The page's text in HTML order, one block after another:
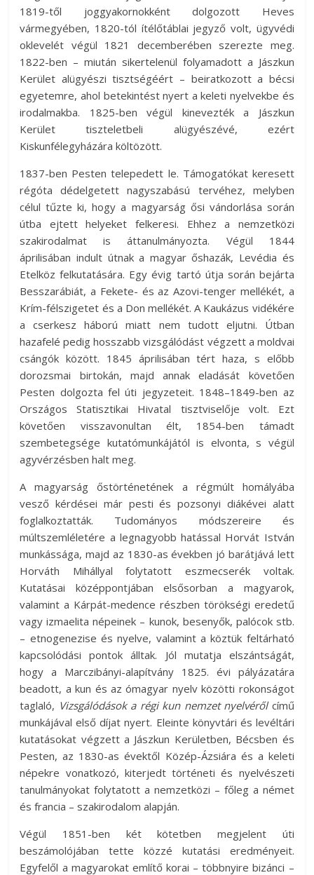
1819-től joggyakornokként dolgozott Heves
vármegyében, 1820-tól ítélőtáblai jegyző volt, ügyvédi
oklevelét végül 1821 decemberében szerezte meg.
1822-ben – miután sikertelenül folyamadott a Jászkun
Kerület alügyészi tisztségéért – beiratkozott a bécsi
egyetemre, ahol betekintést nyert a keleti nyelvekbe és
irodalmakba. 1825-ben végül kinevezték a Jászkun
Kerület tiszteletbeli alügyészévé, ezért
Kiskunfélegyházára költözött.
1837-ben Pesten telepedett le. Támogatókat keresett
régóta dédelgetett nagyszabású tervéhez, melyben
célul tűzte ki, hogy a magyarság ősi vándorlása során
útba ejtett helyeket felkeresi. Ehhez a nemzetközi
szakirodalmat is áttanulmányozta. Végül 1844
áprilisában indult útnak a magyar őshazák, Levédia és
Etelköz felkutatására. Egy évig tartó útja során bejárta
Besszarábiát, a Fekete- és az Azovi-tenger mellékét, a
Krím-félszigetet és a Don mellékét. A Kaukázus vidékére
a cserkesz háború miatt nem tudott eljutni. Útban
hazafelé pedig hosszabb vizsgálódást végzett a moldvai
csángók között. 1845 áprilisában tért haza, s előbb
dorozsmai birtokán, majd annak eladását követően
Pesten dolgozta fel úti jegyzeteit. 1848–1849-ben az
Országos Statisztikai Hivatal tisztviselője volt. Ezt
követően visszavonultan élt, 1854-ben támadt
szembetegsége kutatómunkájától is elvonta, s végül
agyvérzésben halt meg.
A magyarság őstörténetének a régmúlt homályába
vesző kérdései már pesti és pozsonyi diákévei alatt
foglalkoztatták. Tudományos módszereire és
múltszemléletére a legnagyobb hatással Horvát István
munkássága, majd az 1830-as években jó barátjává lett
Horváth Mihállyal folytatott eszmecserék voltak.
Kutatásai középpontjában elsősorban a magyarok,
valamint a Kárpát-medence részben törökségi eredetű
vagy izmaelita népeinek – kunok, besenyők, palócok stb.
– etnogenezise és nyelve, valamint a köztük feltárható
kapcsolódási pontok álltak. Jól mutatja elszántságát,
hogy a Marczibányi-alapítvány 1825. évi pályázatára
beadott, a kun és az ómagyar nyelv közötti rokonságot
taglaló, Vizsgálódások a régi kun nemzet nyelvéről című
munkájával első díjat nyert. Eleinte könyvtári és levéltári
kutatásokat végzett a Jászkun Kerületben, Bécsben és
Pesten, az 1830-as évektől Közép-Ázsiára és a keleti
népekre vonatkozó, kiterjedt történeti és nyelvészeti
tanulmányokat folytatott a nemzetközi – főleg a német
és francia – szakirodalom alapján.
Végül 1851-ben két kötetben megjelent úti
beszámolójában tette közzé kutatási eredményeit.
Egyfelől a magyarokat említő korai – többnyire bizánci –